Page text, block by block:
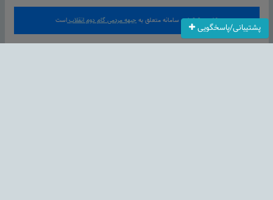
پشتیبانی/پاسخگویی
کلیه حقوق این سامانه متعلق به جبهه مردمی گام دوم انقلاباست